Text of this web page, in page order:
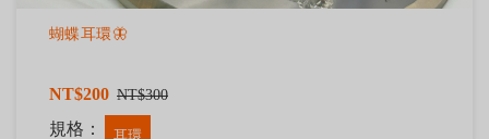
蝴蝶耳環🦋
NT$200 NT$300
規格： 耳環